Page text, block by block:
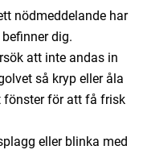
nödmeddelande har
dig.
att inte andas in
så kryp eller åla
fönster för att få frisk
eller blinka med